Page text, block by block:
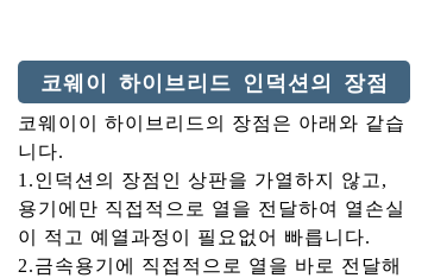
코웨이 하이브리드 인덕션의 장점
코웨이이 하이브리드의 장점은 아래와 같습
니다.
1.인덕션의 장점인 상판을 가열하지 않고,
용기에만 직접적으로 열을 전달하여 열손실
이 적고 예열과정이 필요없어 빠릅니다.
2.금속용기에 직접적으로 열을 바로 전달해